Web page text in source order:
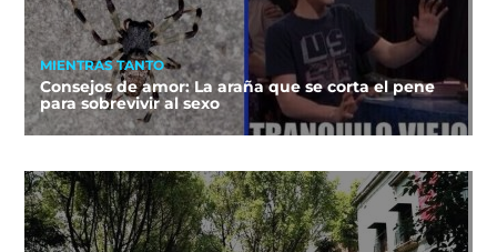
MIENTRAS TANTO
Consejos de amor: La araña que se corta el pene
para sobrevivir al sexo